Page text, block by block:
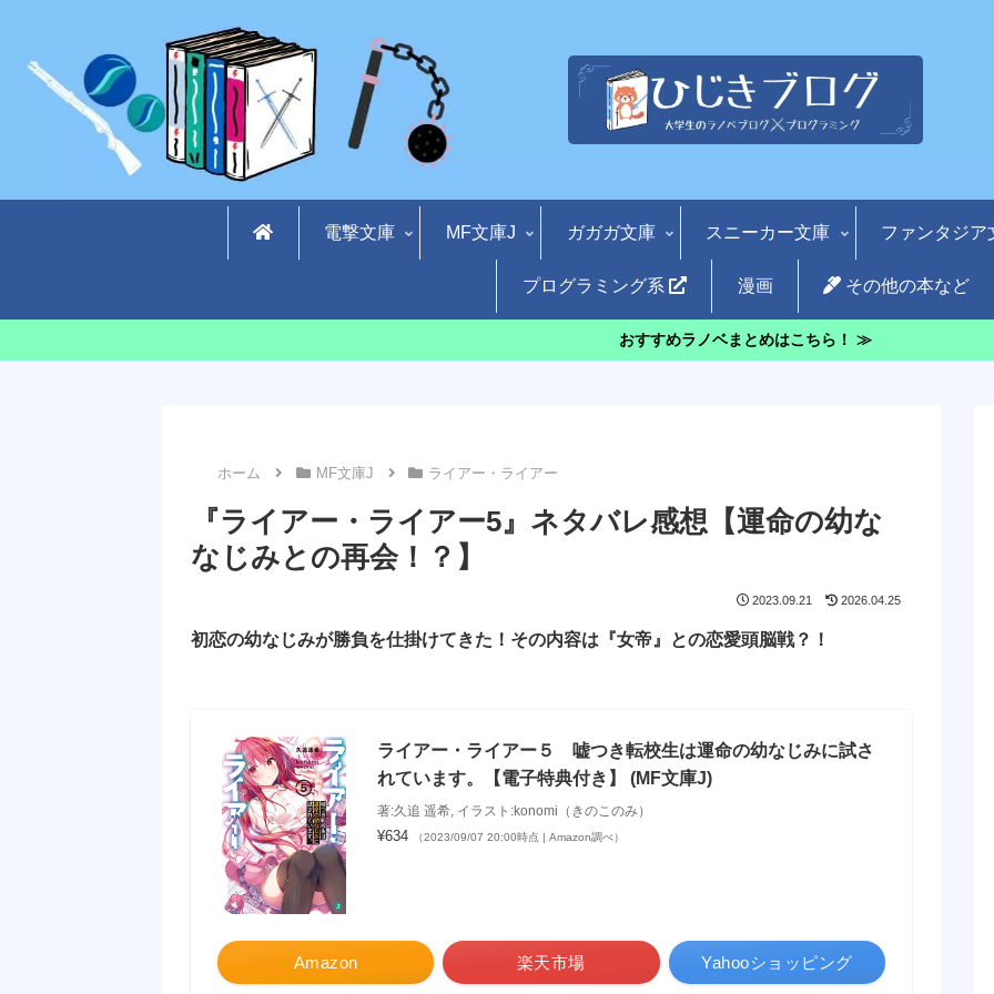
電撃文庫 MF文庫J ガガガ文庫 スニーカー文庫 ファンタジア
プログラミング系 漫画 その他の本など
おすすめラノベまとめはこちら！ ≫
ホーム MF文庫J ライアー・ライアー
『ライアー・ライアー5』ネタバレ感想【運命の幼な
なじみとの再会！？】
2023.09.21 2026.04.25
初恋の幼なじみが勝負を仕掛けてきた！その内容は『女帝』との恋愛頭脳戦？！
ライアー・ライアー５ 嘘つき転校生は運命の幼なじみに試さ
れています。【電子特典付き】 (MF文庫J)
著:久追 遥希, イラスト:konomi（きのこのみ）
¥634 （2023/09/07 20:00時点 | Amazon調べ）
Amazon 楽天市場 Yahooショッピング